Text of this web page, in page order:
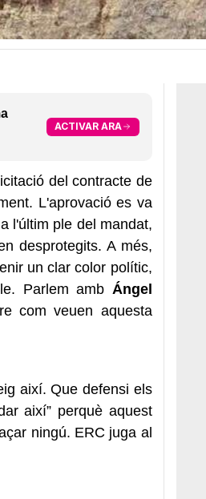
ACTIVAR ARA
del contracte de
L'aprovació es va
l'últim ple del mandat,
desprotegits. A més,
un clar color polític,
Parlem amb Ángel
com veuen aquesta
així. Que defensi els
així” perquè aquest
ningú. ERC juga al